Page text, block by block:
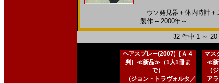
ウソ発見器＋体内時計
製作 -- 2000年～
32 件中 1 ～
ヘアスプレー(2007)［Ａ４
判］≪新品≫（1人1冊ま
で）
（ジョン・トラヴォルタ／
マス
≪新
（
ア